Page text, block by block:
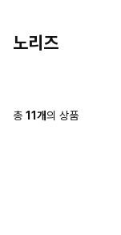
노리즈
총 11 개의 상품